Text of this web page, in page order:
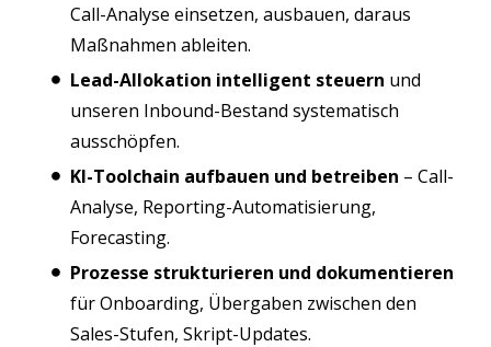
Call-Analyse einsetzen, ausbauen, daraus
Maßnahmen ableiten.
Lead-Allokation intelligent steuern und
unseren Inbound-Bestand systematisch
ausschöpfen.
KI-Toolchain aufbauen und betreiben – Call-
Analyse, Reporting-Automatisierung,
Forecasting.
Prozesse strukturieren und dokumentieren
für Onboarding, Übergaben zwischen den
Sales-Stufen, Skript-Updates.